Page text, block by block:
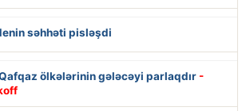
səhhəti pisləşdi
ölkələrinin gələcəyi parlaqdır -